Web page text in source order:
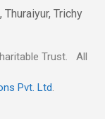
Trichy
Trust. All
Pvt. Ltd.